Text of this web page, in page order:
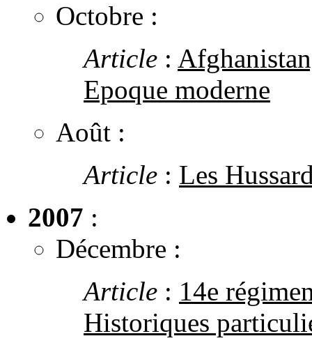
Octobre :
Article :
Epoque moderne
Août :
Article : Les
2007 :
Décembre :
Article : 14e
Historiques